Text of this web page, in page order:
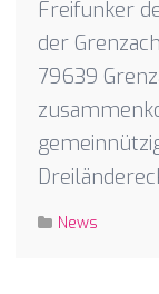
Freifunker
der
79639
News